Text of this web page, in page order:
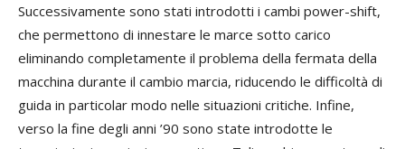
Successivamente sono stati introdotti i cambi power-shift,
che permettono di innestare le marce sotto carico
eliminando completamente il problema della fermata della
macchina durante il cambio marcia, riducendo le difficoltà di
guida in particolar modo nelle situazioni critiche. Infine,
verso la fine degli anni ’90 sono state introdotte le